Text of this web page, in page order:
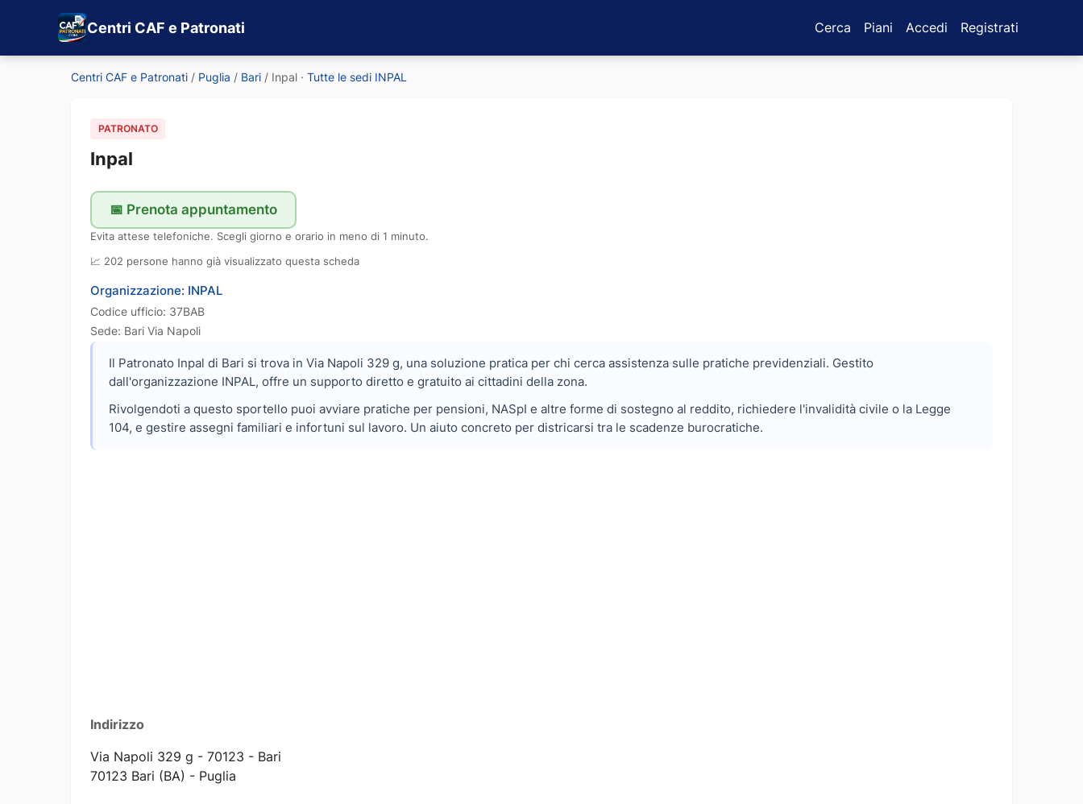
Centri CAF e Patronati Cerca Piani Accedi Registrati
Centri CAF e Patronati / Puglia / Bari / Inpal · Tutte le sedi INPAL
PATRONATO
Inpal
📅 Prenota appuntamento
Evita attese telefoniche. Scegli giorno e orario in meno di 1 minuto.
📈 202 persone hanno già visualizzato questa scheda
Organizzazione: INPAL
Codice ufficio: 37BAB
Sede: Bari Via Napoli
Il Patronato Inpal di Bari si trova in Via Napoli 329 g, una soluzione pratica per chi cerca assistenza sulle pratiche previdenziali. Gestito
dall'organizzazione INPAL, offre un supporto diretto e gratuito ai cittadini della zona.
Rivolgendoti a questo sportello puoi avviare pratiche per pensioni, NASpI e altre forme di sostegno al reddito, richiedere l'invalidità civile o la Legge
104, e gestire assegni familiari e infortuni sul lavoro. Un aiuto concreto per districarsi tra le scadenze burocratiche.
Indirizzo
Via Napoli 329 g - 70123 - Bari
70123 Bari (BA) - Puglia